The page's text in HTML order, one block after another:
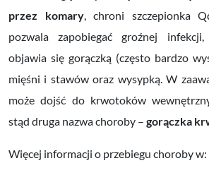
przez komary, chroni szczepionka
pozwala zapobiegać groźnej
objawia się gorączką (często bardzo
mięśni i stawów oraz wysypką. W
może dojść do krwotoków
stąd druga nazwa choroby – gorączka
Więcej informacji o przebiegu choroby w: